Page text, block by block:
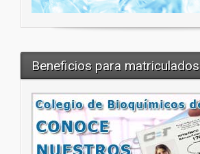
Beneficios para matriculados